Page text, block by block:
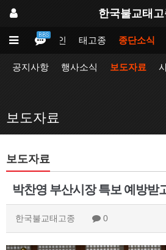
한국불교태
BBS
메인 태고종 종단소식
공지사항 행사소식 보도자료
보도자료
보도자료
박찬영 부산시장 특보 예방받
한국불교태고종 0